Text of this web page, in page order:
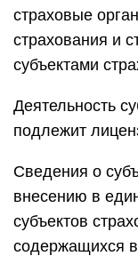
страховые
страхования и
субъектами
Деятельность
подлежит
Сведения о
внесению в
субъектов
содержащихся